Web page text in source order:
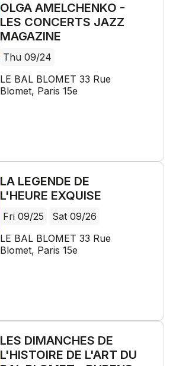
OLGA AMELCHENKO -
LES CONCERTS JAZZ
MAGAZINE
Thu 09/24
LE BAL BLOMET 33 Rue
Blomet, Paris 15e
LA LEGENDE DE
L'HEURE EXQUISE
Fri 09/25
Sat 09/26
LE BAL BLOMET 33 Rue
Blomet, Paris 15e
LES DIMANCHES DE
L'HISTOIRE DE L'ART DU